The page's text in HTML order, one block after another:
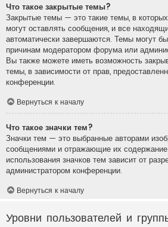
Что такое закрытые темы?
Закрытые темы — это такие темы, в
могут оставлять сообщения, и все
автоматически завершаются. Темы могут
причинам модератором форума или
Вы также можете иметь возможность
темы, в зависимости от прав,
конференции.
Вернуться к началу
Что такое значки тем?
Значки тем — это выбранные авторами
сообщениями и отражающие их
использования значков тем зависит от
администратором конференции.
Вернуться к началу
Уровни пользователей и